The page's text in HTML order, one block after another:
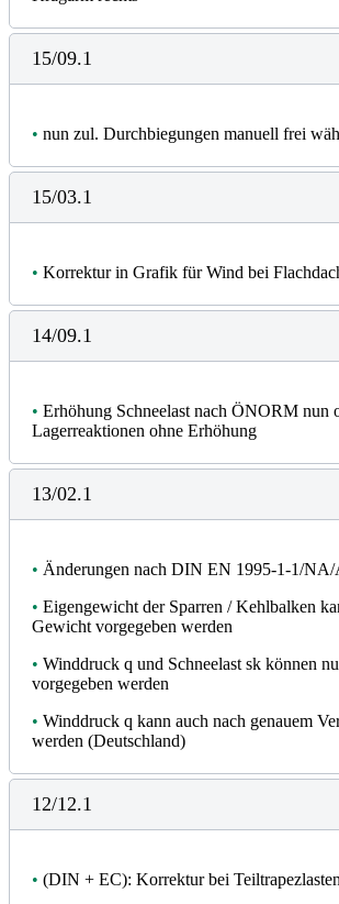
15/09.1
• nun zul. Durchbiegungen manuell frei
15/03.1
• Korrektur in Grafik für Wind bei
14/09.1
• Erhöhung Schneelast nach ÖNORM nun
Lagerreaktionen ohne Erhöhung
13/02.1
• Änderungen nach DIN EN 1995-1-1/NA/
• Eigengewicht der Sparren / Kehlbalken
Gewicht vorgegeben werden
• Winddruck q und Schneelast sk können
vorgegeben werden
• Winddruck q kann auch nach genauem
werden (Deutschland)
12/12.1
• (DIN + EC): Korrektur bei